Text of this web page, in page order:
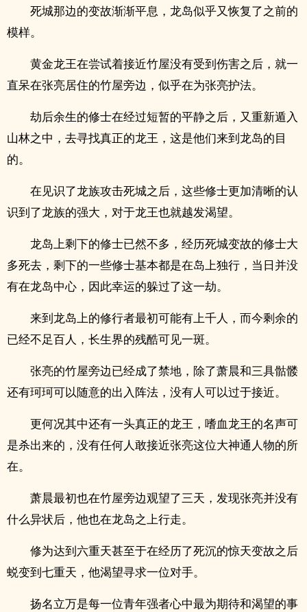
死城那边的变故渐渐平息，龙岛似乎又恢复了之前的
模样。
黄金龙王在尝试着接近竹屋没有受到伤害之后，就一
直呆在张亮居住的竹屋旁边，似乎在为张亮护法。
劫后余生的修士在经过短暂的平静之后，又重新遁入
山林之中，去寻找真正的龙王，这是他们来到龙岛的目
的。
在见识了龙族攻击死城之后，这些修士更加清晰的认
识到了龙族的强大，对于龙王也就越发渴望。
龙岛上剩下的修士已然不多，经历死城变故的修士大
多死去，剩下的一些修士基本都是在岛上独行，当日并没
有在龙岛中心，因此幸运的躲过了这一劫。
来到龙岛上的修行者最初可能有上千人，而今剩余的
已经不足百人，长生界的残酷可见一斑。
张亮的竹屋旁边已经成了禁地，除了萧晨和三具骷髅
还有珂珂可以随意的出入阵法，没有人可以过于接近。
更何况其中还有一头真正的龙王，嗜血龙王的名声可
是杀出来的，没有任何人敢接近张亮这位大神通人物的所
在。
萧晨最初也在竹屋旁边观望了三天，发现张亮并没有
什么异状后，他也在龙岛之上行走。
修为达到六重天甚至于在经历了死沉的惊天变故之后
蜕变到七重天，他渴望寻求一位对手。
扬名立万是每一位青年强者心中最为期待和渴望的事